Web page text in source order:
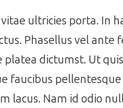
ultricies porta. In
Phasellus vel ante
dictumst. Ut
faucibus
lacus. Nam id odio